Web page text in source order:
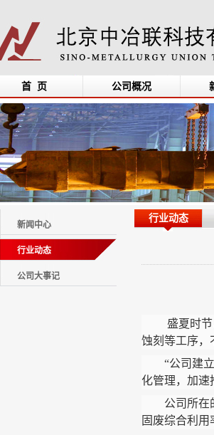
首 页 公司概况
新闻中心
行业动态
公司大事记
行业动态
盛夏时
蚀刻等工序，
“公司建立
化管理，加速
公司所在的
固废综合利用